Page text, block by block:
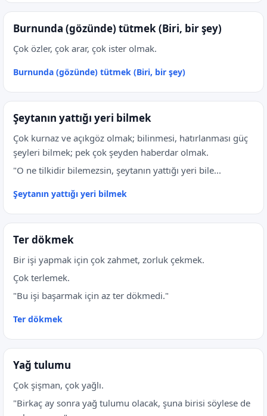
Burnunda (gözünde) tütmek (Biri, bir şey)
Çok özler, çok arar, çok ister olmak.
Burnunda (gözünde) tütmek (Biri, bir şey)
Şeytanın yattığı yeri bilmek
Çok kurnaz ve açıkgöz olmak; bilinmesi, hatırlanması güç
şeyleri bilmek; pek çok şeyden haberdar olmak.
"O ne tilkidir bilemezsin, şeytanın yattığı yeri bile...
Şeytanın yattığı yeri bilmek
Ter dökmek
Bir işi yapmak için çok zahmet, zorluk çekmek.
Çok terlemek.
"Bu işi başarmak için az ter dökmedi."
Ter dökmek
Yağ tulumu
Çok şişman, çok yağlı.
"Birkaç ay sonra yağ tulumu olacak, şuna birisi söylese de